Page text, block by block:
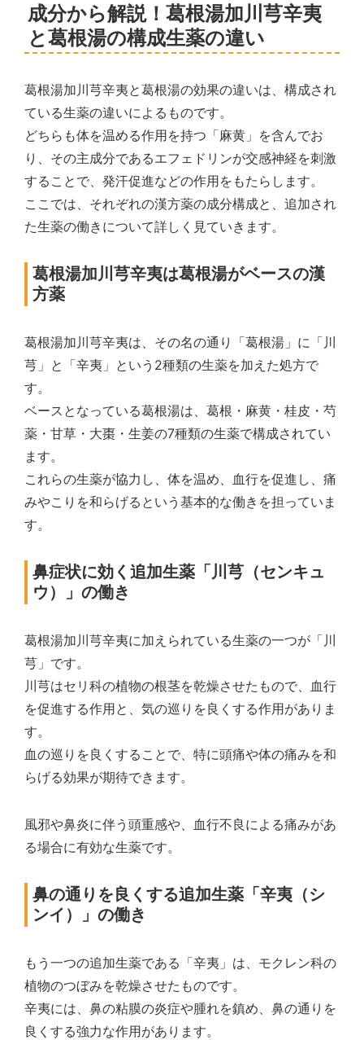
成分から解説！葛根湯加川芎辛夷
と葛根湯の構成生薬の違い
葛根湯加川芎辛夷と葛根湯の効果の違いは、構成され
ている生薬の違いによるものです。
どちらも体を温める作用を持つ「麻黄」を含んでお
り、その主成分であるエフェドリンが交感神経を刺激
することで、発汗促進などの作用をもたらします。
ここでは、それぞれの漢方薬の成分構成と、追加され
た生薬の働きについて詳しく見ていきます。
葛根湯加川芎辛夷は葛根湯がベースの漢
方薬
葛根湯加川芎辛夷は、その名の通り「葛根湯」に「川
芎」と「辛夷」という2種類の生薬を加えた処方で
す。
ベースとなっている葛根湯は、葛根・麻黄・桂皮・芍
薬・甘草・大棗・生姜の7種類の生薬で構成されてい
ます。
これらの生薬が協力し、体を温め、血行を促進し、痛
みやこりを和らげるという基本的な働きを担っていま
す。
鼻症状に効く追加生薬「川芎（センキュ
ウ）」の働き
葛根湯加川芎辛夷に加えられている生薬の一つが「川
芎」です。
川芎はセリ科の植物の根茎を乾燥させたもので、血行
を促進する作用と、気の巡りを良くする作用がありま
す。
血の巡りを良くすることで、特に頭痛や体の痛みを和
らげる効果が期待できます。
風邪や鼻炎に伴う頭重感や、血行不良による痛みがあ
る場合に有効な生薬です。
鼻の通りを良くする追加生薬「辛夷（シ
ンイ）」の働き
もう一つの追加生薬である「辛夷」は、モクレン科の
植物のつぼみを乾燥させたものです。
辛夷には、鼻の粘膜の炎症や腫れを鎮め、鼻の通りを
良くする強力な作用があります。